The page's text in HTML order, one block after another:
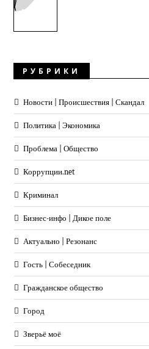
РУБРИКИ
Новости | Происшествия | Скандал
Политика | Экономика
Проблема | Общество
Коррупции.net
Криминал
Бизнес-инфо | Дикое поле
Актуально | Резонанс
Гость | Собеседник
Гражданское общество
Город
Зверьё моё